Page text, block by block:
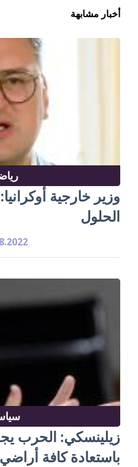
أخبار مشابهة
وزير خارجية
الحلول
زيلينسكي: الحرب
باستعادة كافة أراضي